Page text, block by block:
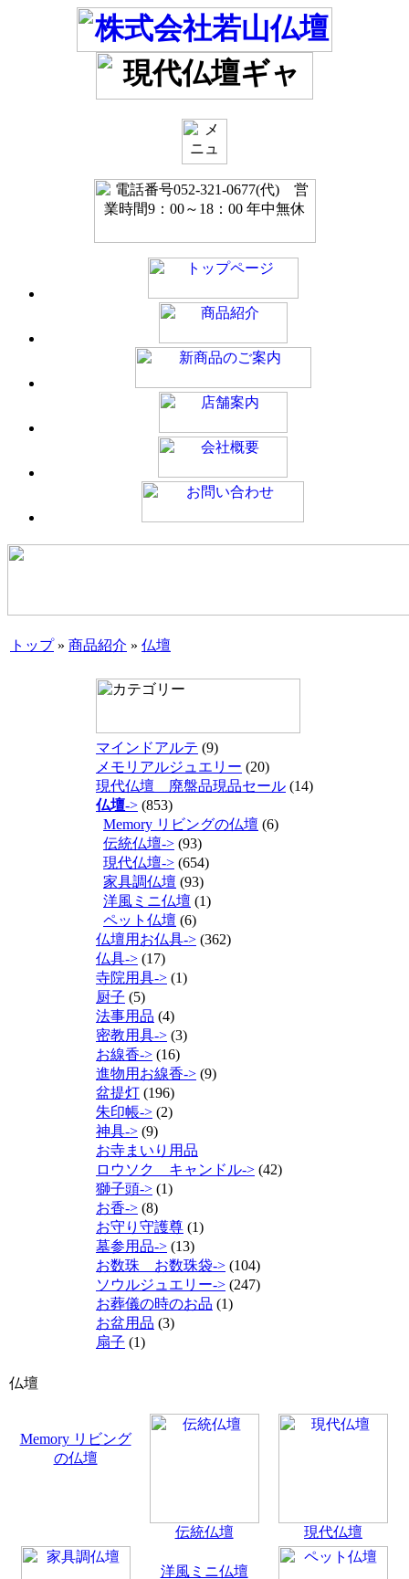
トップ» 商品紹介 » 仏壇
マインドアルテ (9)
メモリアルジュエリー (20)
現代仏壇 廃盤品現品セール (14)
仏壇-> (853)
Memory リビングの仏壇 (6)
伝統仏壇-> (93)
現代仏壇-> (654)
家具調仏壇 (93)
洋風ミニ仏壇 (1)
ペット仏壇 (6)
仏壇用お仏具-> (362)
仏具-> (17)
寺院用具-> (1)
厨子 (5)
法事用品 (4)
密教用具-> (3)
お線香-> (16)
進物用お線香-> (9)
盆提灯 (196)
朱印帳-> (2)
神具-> (9)
お寺まいり用品
ロウソク キャンドル-> (42)
獅子頭-> (1)
お香-> (8)
お守り守護尊 (1)
墓参用品-> (13)
お数珠 お数珠袋-> (104)
ソウルジュエリー-> (247)
お葬儀の時のお品 (1)
お盆用品 (3)
扇子 (1)
仏壇
Memory リビング
の仏壇
伝統仏壇 現代仏壇
洋風ミニ仏壇